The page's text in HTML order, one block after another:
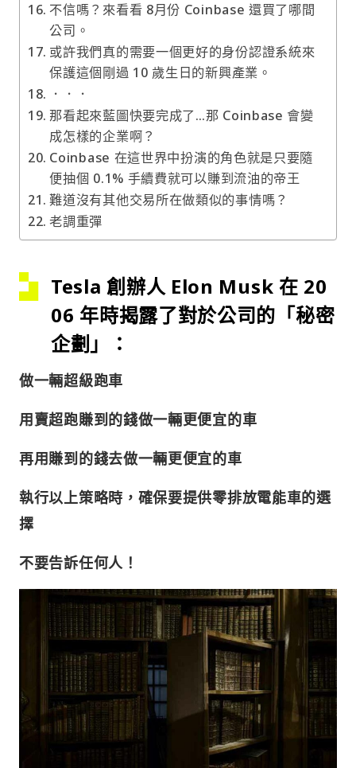
不信嗎？來看看 8月份 Coinbase 還買了哪間
公司。
或許我們真的需要一個更好的身份認證系統來
保護這個剛過 10 歲生日的新興產業。
．．．
那看起來藍圖快要完成了…那 Coinbase 會變
成怎樣的企業啊？
Coinbase 在這世界中扮演的角色就是只要隨
便抽個 0.1% 手續費就可以賺到流油的帝王
難道沒有其他交易所在做類似的事情嗎？
老調重彈
Tesla 創辦人 Elon Musk 在 20
06 年時揭露了對於公司的「秘密
企劃」：
做一輛超級跑車
用賣超跑賺到的錢做一輛更便宜的車
再用賺到的錢去做一輛更便宜的車
執行以上策略時，確保要提供零排放電能車的選
擇
不要告訴任何人！